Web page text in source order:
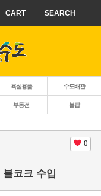
CART SEARCH
욕실용품 수도배관
부동전
볼탑
0
코크 수입